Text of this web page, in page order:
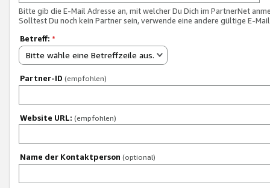
Bitte gib die E-Mail Adresse an, mit welcher Du Dich im PartnerNet
Solltest Du noch kein Partner sein, verwende eine andere gültige E-
Betreff: *
Bitte wähle eine Betreffzeile aus.
Partner-ID (empfohlen)
Website URL: (empfohlen)
Name der Kontaktperson (optional)